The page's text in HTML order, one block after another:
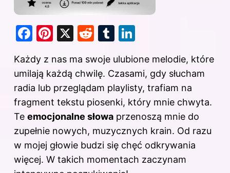
F
c
e
b
o
o
k
Pi
er
e
st
X
R
d
di
t
T
m
bl
r
k
e
dI
n
Każdy z nas ma swoje ulubione melodie, które
umilają każdą chwilę. Czasami, gdy słucham
radia lub przeglądam playlisty, trafiam na
fragment tekstu piosenki, który mnie chwyta.
Te emocjonalne słowa przenoszą mnie do
zupełnie nowych, muzycznych krain. Od razu
w mojej głowie budzi się chęć odkrywania
więcej. W takich momentach zaczynam